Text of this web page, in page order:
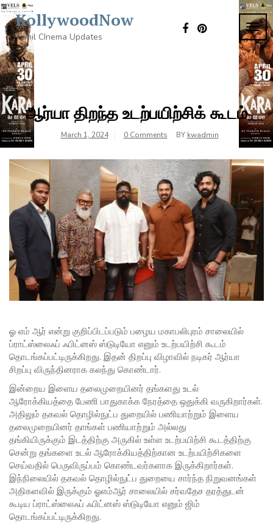
Skip
to
content
KollywoodNow
Tamil CInema Updates
ஆர்யா திறந்த உடற்பயிற்சிக் கூடம்
March 1, 2024 0 Comments BY kwadmin
ஓ எம் ஆர் என்று குறிப்பிடப்படும் பழைய மகாபலிபுரம் சாலையில்
ப்ராட்ஸ்லைஃப் ஃபிட்னஸ் ஸ்டுடியோ எனும் உடற்பயிற்சி கூடம்
தொடங்கப்பட்டிருக்கிறது. இதன் திறப்பு விழாவில் நடிகர் ஆர்யா
சிறப்பு விருந்தினராக கலந்து கொண்டார்.
இன்றைய இளைய தலைமுறையினர் தங்களது உடல்
ஆரோக்கியத்தை பேணி பாதுகாக்க நேரத்தை ஒதுக்கி வருகிறார்கள்.
அதிலும் தகவல் தொழில்நுட்ப துறையில் பணியாற்றும் இளைய
தலைமுறையினர் தாங்கள் பணியாற்றும் அல்லது
தங்கியிருக்கும் இடத்திற்கு அருகில் உள்ள உடற்பயிற்சி கூடத்திற்கு
சென்று தங்களை உடல் ஆரோக்கியத்திற்கான உடற்பயிற்சிகளை
செய்வதில் பெருவிருப்பம் கொண்டவர்களாக இருக்கிறார்கள்.
இந்நிலையில் தகவல் தொழில்நுட்ப துறையை சார்ந்த நிறுவனங்கள்
அதிகளவில் இருக்கும் ஓஎம்ஆர் சாலையில் சர்வதேச தரத்துடன்
கூடிய ப்ராட்ஸ்லைஃப் ஃபிட்னஸ் ஸ்டுடியோ எனும் ஜிம்
தொடங்கப்பட்டிருக்கிறது.